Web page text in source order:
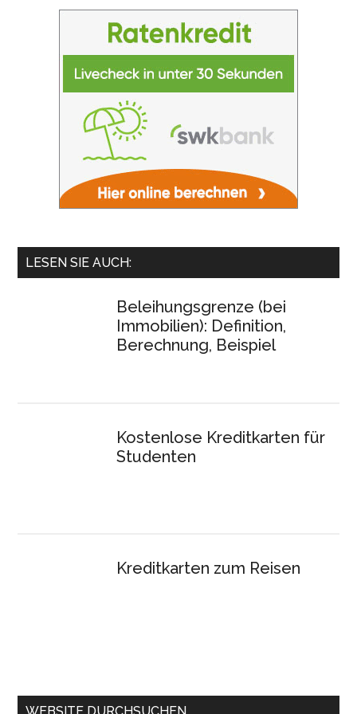
LESEN SIE AUCH:
Beleihungsgrenze (bei
Immobilien): Definition,
Berechnung, Beispiel
Kostenlose Kreditkarten für
Studenten
Kreditkarten zum Reisen